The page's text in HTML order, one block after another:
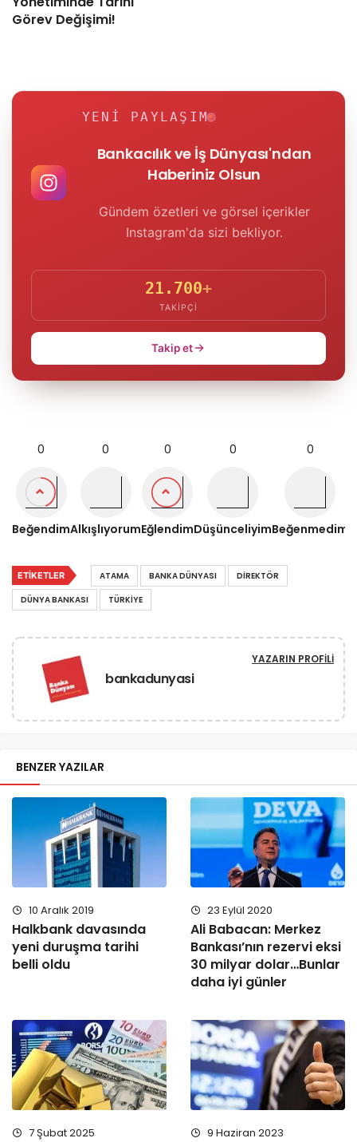
Görev Değişimi!
YENI PAYLAŞIM
Bankacılık ve İş Dünyası'ndan
Haberiniz Olsun
Gündem özetleri ve görsel içerikler
Instagram'da sizi bekliyor.
21.700+
TAKIPÇI
Takip et
0
Beğendim
0
Alkışlıyorum
0
Eğlendim
0
Düşünceliyim
0
Beğenmedim
ETIKETLER ATAMA BANKA DÜNYASI
DIREKTÖR
DÜNYA BANKASI
TÜRKIYE
bankadunyasi
YAZARIN PROFILI
BENZER YAZILAR
10 Aralık 2019
Halkbank davasında
yeni duruşma tarihi
belli oldu
23 Eylül 2020
Ali Babacan: Merkez
Bankası’nın rezervi eksi
30 milyar dolar…Bunlar
daha iyi günler
7 Şubat 2025 9 Haziran 2023